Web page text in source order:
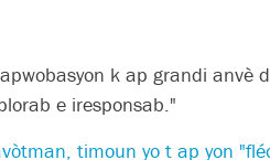
k ap grandi anvè
e iresponsab."
timoun yo t ap yon